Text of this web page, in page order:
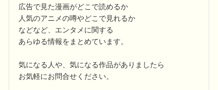
広告で見た漫画がどこで読めるか
人気のアニメの噂やどこで見れるか
などなど、エンタメに関する
あらゆる情報をまとめています。
気になる人や、気になる作品がありましたら
お気軽にお問合せください。